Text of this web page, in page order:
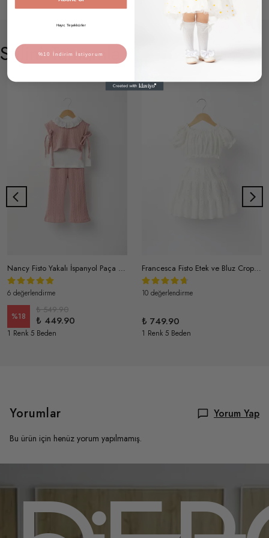
Stilini Tamamla
Nancy Fisto Yakalı İspanyol Paça Triko Üçlü Takım
6 değerlendirme
%18
₺ 549.90
₺ 449.90
1 Renk 5 Beden
Francesca Fisto Etek ve Bluz Crop Takım
10 değerlendirme
₺ 749.90
1 Renk 5 Beden
Yorumlar Yorum Yap
Bu ürün için henüz yorum yapılmamış.
Hayır, Teşekkürler
%10 İndirim İstiyorum